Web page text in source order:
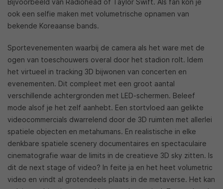
ook een selfie maken met volumetrische opnamen van
bekende Koreaanse bands.
Sportevenementen waarbij de camera als het ware met de
ogen van toeschouwers overal door het stadion rolt. Idem
het virtueel in tracking 3D bijwonen van concerten en
evenementen. Dit compleet met een groot aantal
verschillende achtergronden met LED-schermen. Beleef
mode alsof je het zelf aanhebt. Een stortvloed aan gelikte
videocommercials dwarrelend door de 3D ruimten met allerlei
spatiele objecten en metahumans. En realistische in elke
denkbare spatiele scenery documentaires en spectaculaire
cinematografie waar de limits in de creatieve 3D sky zitten. Is
dit de next stage of video? In feite ja en het heet volumetric
video en vindt al grotendeels plaats in de metaverse. Het kan